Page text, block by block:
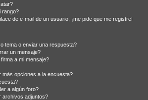
rango?
de e-mail de un usuario, ¡me pide que me registre!
tema o enviar una respuesta?
un mensaje?
a mi mensaje?
más opciones a la encuesta?
a algún foro?
archivos adjuntos?